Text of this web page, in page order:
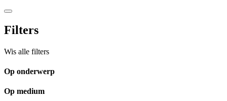
Filters
Wis alle filters
Op onderwerp
Op medium